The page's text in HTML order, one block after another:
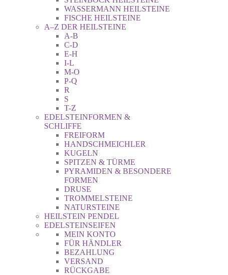
WASSERMANN HEILSTEINE
FISCHE HEILSTEINE
A–Z DER HEILSTEINE
A-B
C-D
E-H
I-L
M-O
P-Q
R
S
T-Z
EDELSTEINFORMEN &
SCHLIFFE
FREIFORM
HANDSCHMEICHLER
KUGELN
SPITZEN & TÜRME
PYRAMIDEN & BESONDERE
FORMEN
DRUSE
TROMMELSTEINE
NATURSTEINE
HEILSTEIN PENDEL
EDELSTEINSEIFEN
MEIN KONTO
FÜR HÄNDLER
BEZAHLUNG
VERSAND
RÜCKGABE